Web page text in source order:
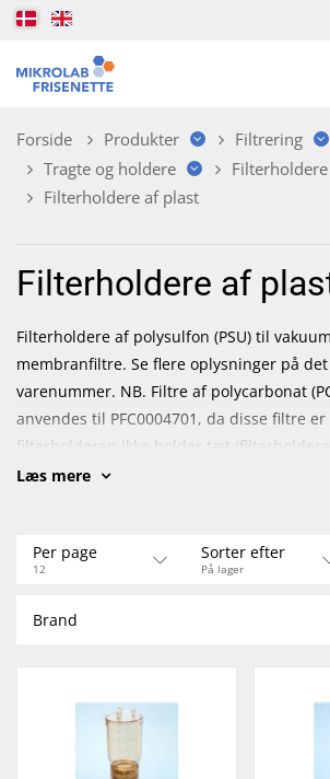
Forside Produkter
Filtrering
Tragte og holdere
Filterholdere
Filterholdere af plast
Filterholdere af
Filterholdere af polysulfon (PSU) til
membranfiltre. Se flere oplysninger på
varenummer. NB. Filtre af polycarbonat
anvendes til PFC0004701, da disse filtre
filterholderen ikke holder tæt
seal).SE FLERE FILTERHOLDERE OG
Læs mere
Per page
12
Sorter efter
På lager
Brand